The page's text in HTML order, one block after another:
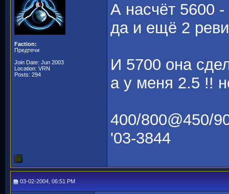
Faction:
Предтечи
Join Date: Jun 2003
Location: VRN
Posts: 294
А насчёт 5600
да и ещё 2
И 5700 она
а у меня 2.5 !!
400/800@450/
'03-3844
03-02-2004, 06:51 PM